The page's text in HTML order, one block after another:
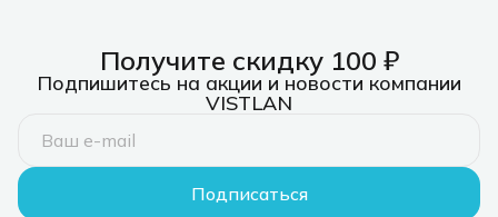
Получите скидку 100 ₽
Подпишитесь на акции и новости компании
VISTLAN
Подписаться